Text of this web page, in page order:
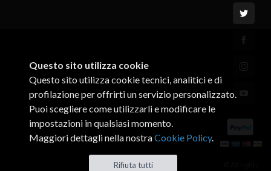
Questo sito utilizza cookie
Questo sito utilizza cookie tecnici, analitici e di
profilazione per offrirti un servizio personalizzato.
Puoi scegliere come utilizzarli e modificare le
impostazioni in qualsiasi momento.
Maggiori dettagli nella nostraCookie Policy.
Rifiuta tutti